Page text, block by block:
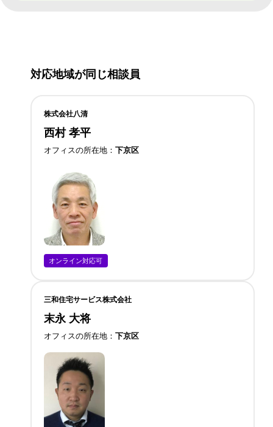
対応地域が同じ相談員
株式会社八清
西村 孝平
オフィスの所在地 下京区
オンライン対応可
三和住宅サービス株式会社
末永 大将
オフィスの所在地 下京区